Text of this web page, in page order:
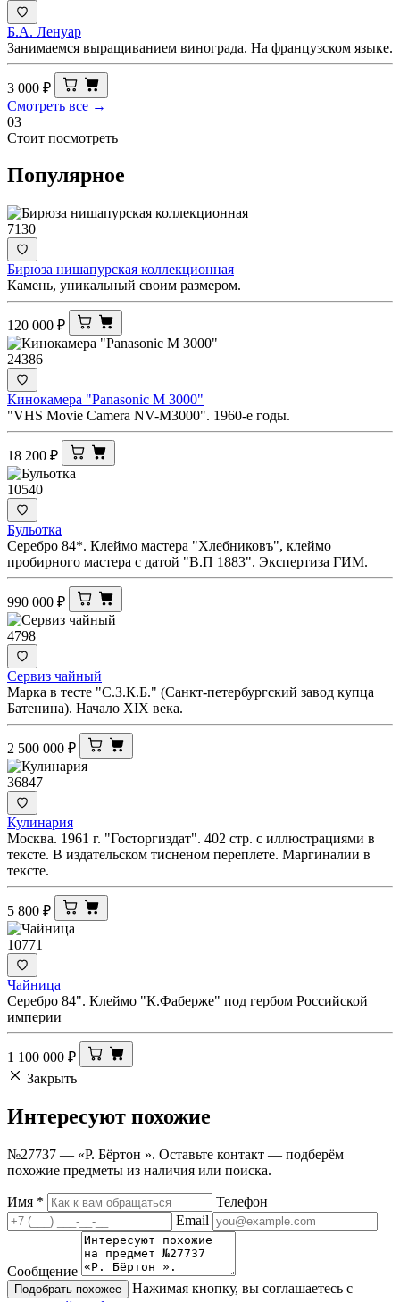
Б.А. Ленуар
Занимаемся выращиванием винограда. На французском языке.
3 000 ₽
Смотреть все →
03
Стоит посмотреть
Популярное
7130
Бирюза нишапурская коллекционная
Камень, уникальный своим размером.
120 000 ₽
24386
Кинокамера "Panasonic M 3000"
"VHS Movie Camera NV-M3000". 1960-е годы.
18 200 ₽
10540
Бульотка
Серебро 84*. Клеймо мастера "Хлебниковъ", клеймо
пробирного мастера с датой "В.П 1883". Экспертиза ГИМ.
990 000 ₽
4798
Сервиз чайный
Марка в тесте "С.З.К.Б." (Санкт-петербургский завод купца
Батенина). Начало XIX века.
2 500 000 ₽
36847
Кулинария
Москва. 1961 г. "Госторгиздат". 402 стр. с иллюстрациями в
тексте. В издательском тисненом переплете. Маргиналии в
тексте.
5 800 ₽
10771
Чайница
Серебро 84". Клеймо "К.Фаберже" под гербом Российской
империи
1 100 000 ₽
Закрыть
Интересуют похожие
№27737 — «Р. Бёртон ». Оставьте контакт — подберём
похожие предметы из наличия или поиска.
Имя *
Телефон
Email
Сообщение
Подобрать похожее
Нажимая кнопку, вы соглашаетесь с